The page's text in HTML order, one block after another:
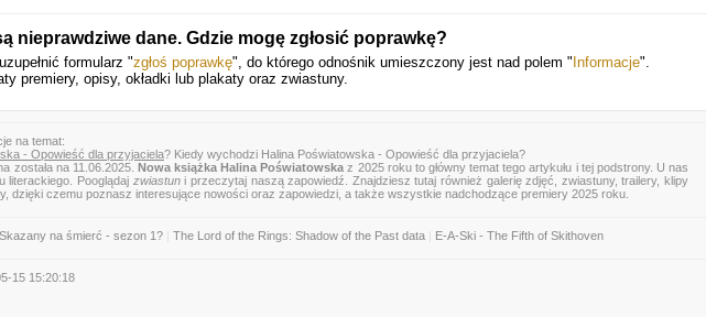
nieprawdziwe dane. Gdzie mogę zgłosić poprawkę?
formularz "zgłoś poprawkę", do którego odnośnik umieszczony jest nad polem " Informacje".
premiery, opisy, okładki lub plakaty oraz zwiastuny.
na temat:
- Opowieść dla przyjaciela? Kiedy wychodzi Halina Poświatowska - Opowieść dla przyjaciela?
została na 11.06.2025. Nowa książka Halina Poświatowska z 2025 roku to główny temat tego artykułu i tej podstrony. U nas
literackiego. Pooglądaj zwiastuni przeczytaj naszą zapowiedź. Znajdziesz tutaj również galerię zdjęć, zwiastuny, trailery, klipy
dzięki czemu poznasz interesujące nowości oraz zapowiedzi, a także wszystkie nadchodzące premiery 2025 roku.
na śmierć - sezon 1? The Lord of the Rings: Shadow of the Past data E-A-Ski - The Fifth of Skithoven
15 15:20:18